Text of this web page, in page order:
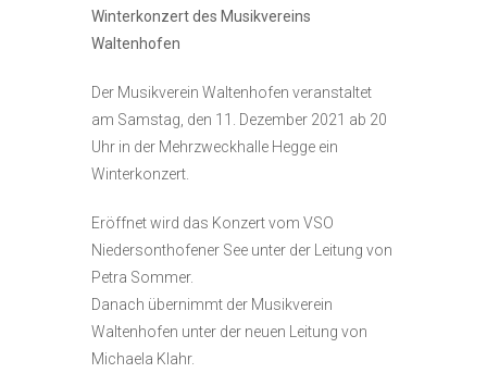
Winterkonzert des Musikvereins
Waltenhofen
Der Musikverein Waltenhofen veranstaltet
am Samstag, den 11. Dezember 2021 ab 20
Uhr in der Mehrzweckhalle Hegge ein
Winterkonzert.
Eröffnet wird das Konzert vom VSO
Niedersonthofener See unter der Leitung von
Petra Sommer.
Danach übernimmt der Musikverein
Waltenhofen unter der neuen Leitung von
Michaela Klahr.